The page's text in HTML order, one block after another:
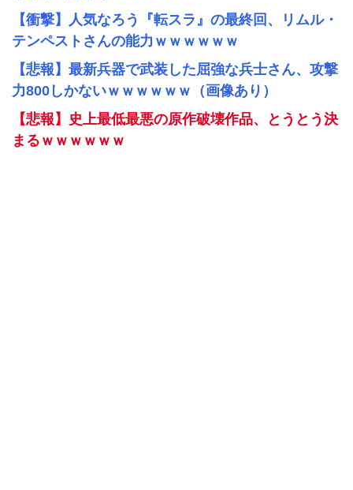
【衝撃】人気なろう『転スラ』の最終回、リムル・
テンペストさんの能力ｗｗｗｗｗｗ
【悲報】最新兵器で武装した屈強な兵士さん、攻撃
力800しかないｗｗｗｗｗｗ（画像あり）
【悲報】史上最低最悪の原作破壊作品、とうとう決
まるｗｗｗｗｗｗ